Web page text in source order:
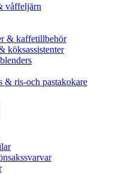
våffeljärn
& kaffetillbehör
köksassistenter
& ris-och pastakokare